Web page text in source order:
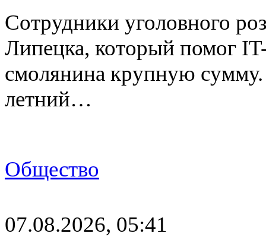
Сотрудники уголовного
Липецка, который помог
смолянина крупную
летний…
Общество
07.08.2026, 05:41